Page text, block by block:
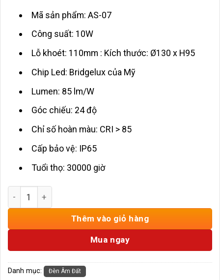
Mã sản phẩm: AS-07
Công suất: 10W
Lỗ khoét: 110mm : Kích thước: Ø130 x H95
Chip Led: Bridgelux của Mỹ
Lumen: 85 lm/W
Góc chiếu: 24 độ
Chỉ số hoàn màu: CRI > 85
Cấp bảo vệ: IP65
Tuổi thọ: 30000 giờ
Đèn LED Âm Sàn Euroto 10W AS-07 số lượng
Thêm vào giỏ hàng
Mua ngay
Danh mục: Đèn Âm Đất